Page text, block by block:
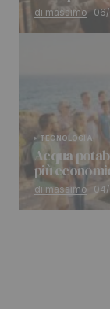
di massimo
TECNOLOGIA
Acqua
più
di massimo